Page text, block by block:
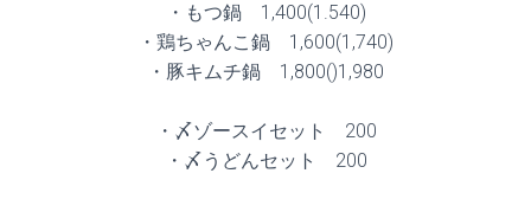
・もつ鍋 1,400(1.540)
・鶏ちゃんこ鍋 1,600(1,740)
・豚キムチ鍋 1,800()1,980
・〆ゾースイセット 200
・〆うどんセット 200